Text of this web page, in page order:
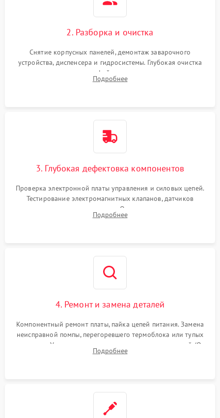
2. Разборка и очистка
Снятие корпусных панелей, демонтаж заварочного
устройства, диспенсера и гидросистемы. Глубокая очистка
внутренних узлов от кофейных масел, жмыха и накипи.
Промывка дренажных каналов и фильтров с использованием
Подробнее
3. Глубокая дефектовка компонентов
Проверка электронной платы управления и силовых цепей.
Тестирование электромагнитных клапанов, датчиков
температуры и расходомера. Оценка степени износа
жерновов кофемолки, уплотнительных колец гидросистемы
Подробнее
4. Ремонт и замена деталей
Компонентный ремонт платы, пайка цепей питания. Замена
неисправной помпы, перегоревшего термоблока или тупых
жерновов. Установка новых силиконовых уплотнителей (O-
ring) и тефлоновых трубок для надежного устранения
Подробнее